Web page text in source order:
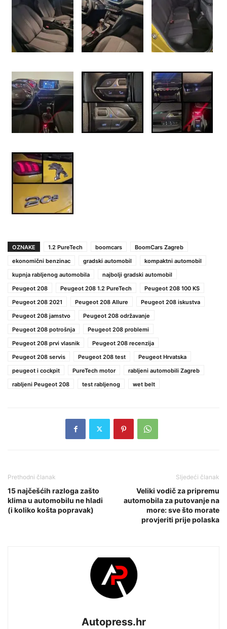
OZNAKE 1.2 PureTech boomcars
BoomCars Zagreb
ekonomični benzinac
gradski automobil
kompaktni automobil
kupnja rabljenog automobila
najbolji gradski automobil
Peugeot 208
Peugeot 208 1.2 PureTech
Peugeot 208 100 KS
Peugeot 208 2021
Peugeot 208 Allure
Peugeot 208 iskustva
Peugeot 208 jamstvo
Peugeot 208 održavanje
Peugeot 208 potrošnja
Peugeot 208 problemi
Peugeot 208 prvi vlasnik
Peugeot 208 recenzija
Peugeot 208 servis
Peugeot 208 test
Peugeot Hrvatska
peugeot i cockpit
PureTech motor
rabljeni automobili Zagreb
rabljeni Peugeot 208
test rabljenog wet belt
Prethodni članak
15 najčešćih razloga zašto
klima u automobilu ne hladi
(i koliko košta popravak)
Sljedeći članak
Veliki vodič za pripremu
automobila za putovanje na
more: sve što morate
provjeriti prije polaska
Autopress.hr